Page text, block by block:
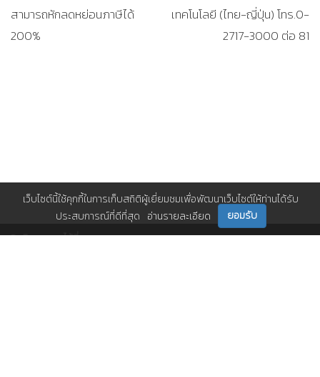
สามารถหักลดหย่อนภาษีได้
200%
เทคโนโลยี (ไทย-ญี่ปุ่น) โทร.0-
2717-3000 ต่อ 81
ติดตามเราได้ที่
เว็บไซต์นี้ใช้คุกกี้ในการเก็บสถิติผู้เยี่ยมชมเพื่อพัฒนาเว็บไซต์ให้ท่านได้รับ
ประสบการณ์ที่ดีที่สุด อ่านรายละเอียด ยอมรับ